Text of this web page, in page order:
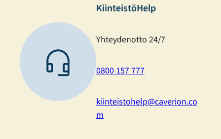
KiinteistöHelp
Yhteydenotto 24/7
0800 157 777
kiinteistohelp@caverion.co
m